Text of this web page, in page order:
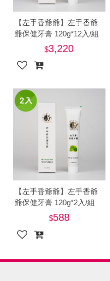
【左手香爺爺】左手香爺
爺保健牙膏 120g*12入/組
3,220
【左手香爺爺】左手香爺
爺保健牙膏 120g*2入/組
588